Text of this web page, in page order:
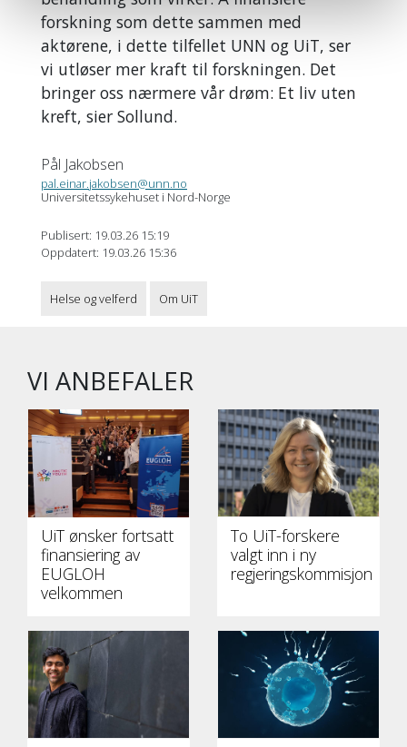
forskning som dette sammen med
aktørene, i dette tilfellet UNN og UiT, ser
vi utløser mer kraft til forskningen. Det
bringer oss nærmere vår drøm: Et liv uten
kreft, sier Sollund.
Pål Jakobsen
pal.einar.jakobsen@unn.no
Universitetssykehuset i Nord-Norge
Publisert: 19.03.26 15:19
Oppdatert: 19.03.26 15:36
Helse og velferd Om UiT
VI ANBEFALER
UiT ønsker fortsatt
finansiering av
EUGLOH
velkommen
To UiT-forskere
valgt inn i ny
regjeringskommisjon